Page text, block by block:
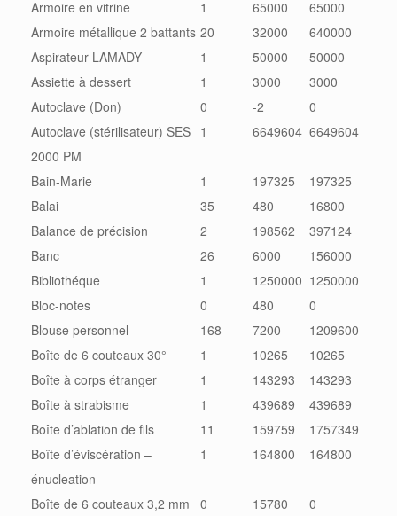
Armoire en vitrine
1 65000
65000
Armoire métallique 2 battants 20 32000
640000
Aspirateur LAMADY
1 50000
50000
Assiette à dessert
1 3000
3000
Autoclave (Don)
0 -2
0
Autoclave (stérilisateur) SES
2000 PM
1 6649604 6649604
Bain-Marie 1 197325
197325
Balai
35 480
16800
Balance de précision
2 198562
397124
Banc
26 6000
156000
Bibliothéque
1 1250000 1250000
Bloc-notes
0 480
0
Blouse personnel
168 7200
1209600
Boîte de 6 couteaux 30°
1 10265
10265
Boîte à corps étranger
1 143293
143293
Boîte à strabisme
1 439689
439689
Boîte d’ablation de fils
11 159759
1757349
Boîte d’éviscération –
énucleation
1 164800 164800
Boîte de 6 couteaux 3,2 mm
0 15780 0